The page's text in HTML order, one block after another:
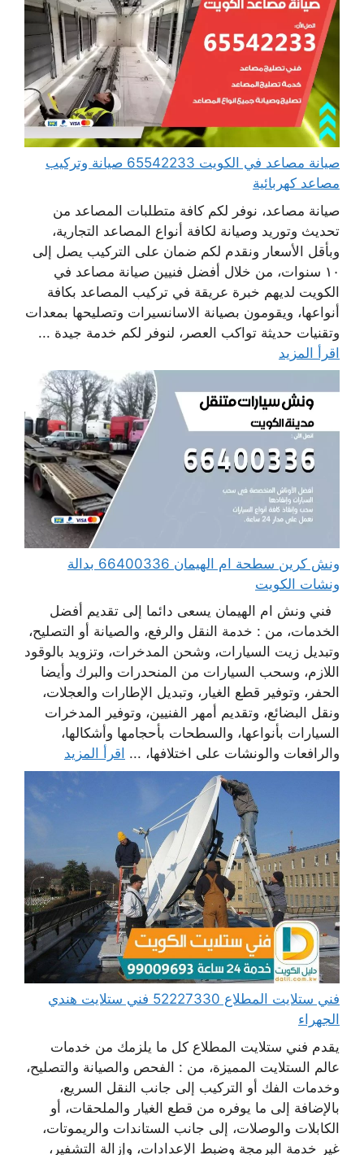
صيانة مصاعد في الكويت 65542233 صيانة وتركيب
مصاعد كهربائية
صيانة مصاعد، نوفر لكم كافة متطلبات المصاعد من
تحديث وتوريد وصيانة لكافة أنواع المصاعد التجارية،
وبأقل الأسعار ونقدم لكم ضمان على التركيب يصل إلى
١٠ سنوات، من خلال أفضل فنيين صيانة مصاعد في
الكويت لديهم خبرة عريقة في تركيب المصاعد بكافة
أنواعها، ويقومون بصيانة الاسانسيرات وتصليحها بمعدات
وتقنيات حديثة تواكب العصر، لنوفر لكم خدمة جيدة ...
اقرأ المزيد
ونش كرين سطحة ام الهيمان 66400336 بدالة
ونشات الكويت
فني ونش ام الهيمان يسعى دائما إلى تقديم أفضل
الخدمات، من : خدمة النقل والرفع، والصيانة أو التصليح،
وتبديل زيت السيارات، وشحن المدخرات، وتزويد بالوقود
اللازم، وسحب السيارات من المنحدرات والبرك وأيضا
الحفر، وتوفير قطع الغيار، وتبديل الإطارات والعجلات،
ونقل البضائع، وتقديم أمهر الفنيين، وتوفير المدخرات
السيارات بأنواعها، والسطحات بأحجامها وأشكالها،
والرافعات والونشات على اختلافها، ... اقرأ المزيد
فني ستلايت المطلاع 52227330 فني ستلايت هندي
الجهراء
يقدم فني ستلايت المطلاع كل ما يلزمك من خدمات
عالم الستلايت المميزة، من : الفحص والصيانة والتصليح،
وخدمات الفك أو التركيب إلى جانب النقل السريع،
بالإضافة إلى ما يوفره من قطع الغيار والملحقات، أو
الكابلات والوصلات، إلى جانب الستاندات والريموتات،
غير خدمة البرمجة وضبط الإعدادات، وإزالة التشفير،